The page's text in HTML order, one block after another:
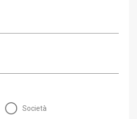
Società